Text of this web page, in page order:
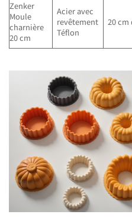
Zenker
Moule
charnière
20 cm
Acier avec
revêtement
Téflon
20 cm